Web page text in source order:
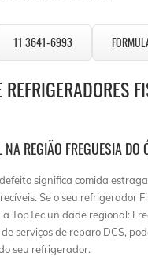
11 3641-6993
REFRIGERADORES
NA REGIÃO FREGUESIA DO
significa comida
Se o seu refrigerador
TopTec unidade regional:
serviços de reparo DCS,
seu refrigerador.